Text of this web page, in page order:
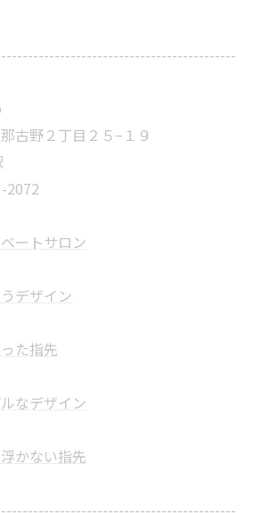
古野２丁目２５−１９
2072
ートサロン
デザイン
た指先
なデザイン
かない指先